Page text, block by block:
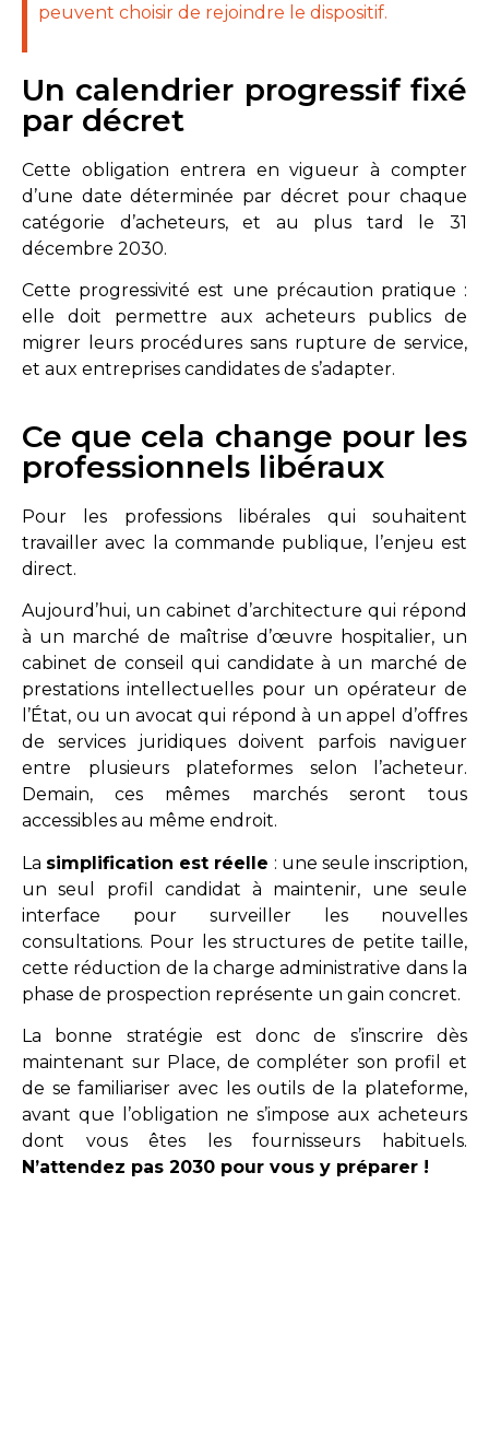
peuvent choisir de rejoindre le dispositif.
Un calendrier progressif fixé
par décret
Cette obligation entrera en vigueur à compter
d’une date déterminée par décret pour chaque
catégorie d’acheteurs, et au plus tard le 31
décembre 2030.
Cette progressivité est une précaution pratique :
elle doit permettre aux acheteurs publics de
migrer leurs procédures sans rupture de service,
et aux entreprises candidates de s’adapter.
Ce que cela change pour les
professionnels libéraux
Pour les professions libérales qui souhaitent
travailler avec la commande publique, l’enjeu est
direct.
Aujourd’hui, un cabinet d’architecture qui répond
à un marché de maîtrise d’œuvre hospitalier, un
cabinet de conseil qui candidate à un marché de
prestations intellectuelles pour un opérateur de
l’État, ou un avocat qui répond à un appel d’offres
de services juridiques doivent parfois naviguer
entre plusieurs plateformes selon l’acheteur.
Demain, ces mêmes marchés seront tous
accessibles au même endroit.
La simplification est réelle : une seule inscription,
un seul profil candidat à maintenir, une seule
interface pour surveiller les nouvelles
consultations. Pour les structures de petite taille,
cette réduction de la charge administrative dans la
phase de prospection représente un gain concret.
La bonne stratégie est donc de s’inscrire dès
maintenant sur Place, de compléter son profil et
de se familiariser avec les outils de la plateforme,
avant que l’obligation ne s’impose aux acheteurs
dont vous êtes les fournisseurs habituels.
N’attendez pas 2030 pour vous y préparer !